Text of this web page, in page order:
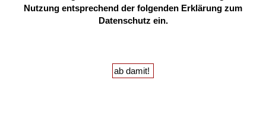
Nutzung entsprechend der folgenden Erklärung zum
Datenschutz ein.